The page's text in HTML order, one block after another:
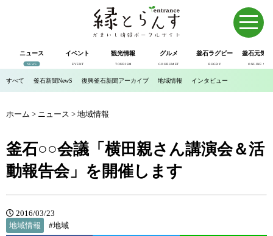
ニュース
NEWS
イベント
EVENT
観光情報
TOURISM
グルメ
GOURUMET
釜石ラグビー
RUGBY
釜石元気
ONLINE SHOP
すべて 釜石新聞NewS 復興釜石新聞アーカイブ 地域情報 インタビュー
ホーム > ニュース > 地域情報
釜石○○会議「横田親さん講演会＆活
動報告会」を開催します
2016/03/23
地域情報
#地域